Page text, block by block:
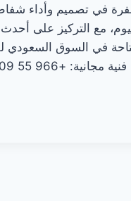
طفرة في تصميم وأداء
مع التركيز على أحدث
في السوق
+966 55 709 4290